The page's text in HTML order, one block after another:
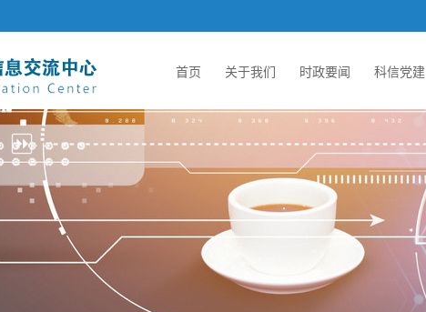
首页 关于我们 时政要闻 科信党建